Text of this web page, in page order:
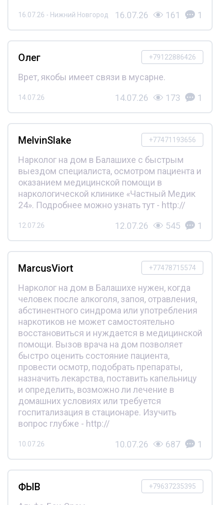
16.07.26 - Нижний Новгород 16.07.26 161 1
+79122886426
Олег
Врет, якобы имеет связи в мусарне.
14.07.26 14.07.26 173 1
+77471193656
MelvinSlake
Нарколог на дом в Балашихе с быстрым
выездом специалиста, осмотром пациента и
оказанием медицинской помощи в
наркологической клинике «Частный Медик
24». Подробнее можно узнать тут - http://
12.07.26 12.07.26 545 1
+77478715574
MarcusViort
Нарколог на дом в Балашихе нужен, когда
человек после алкоголя, запоя, отравления,
абстинентного синдрома или употребления
наркотиков не может самостоятельно
восстановиться и нуждается в медицинской
помощи. Вызов врача на дом позволяет
быстро оценить состояние пациента,
провести осмотр, подобрать препараты,
назначить лекарства, поставить капельницу
и определить, возможно ли лечение в
домашних условиях или требуется
госпитализация в стационаре. Изучить
вопрос глубже - http://
10.07.26 10.07.26 687 1
+79637235395
ФЫВ